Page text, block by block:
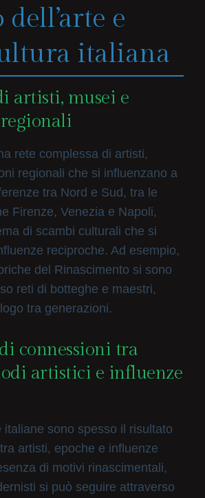
e
italiana
artisti, musei e
rete complessa di artisti,
regionali che si influenzano a
tra Nord e Sud, tra le
Firenze, Venezia e Napoli,
di scambi culturali che si
reciproche. Ad esempio,
del Rinascimento si sono
reti di botteghe e maestri,
tra generazioni.
connessioni tra
artistici e influenze
italiane sono spesso il risultato
artisti, epoche e influenze
di motivi rinascimentali,
si può seguire attraverso